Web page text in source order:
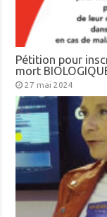
Pétition pour
mort
27 mai 2024